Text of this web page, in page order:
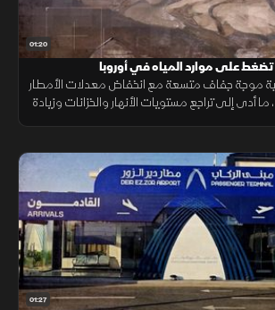
01:20
على موارد المياه في أوروبا
موجة جفاف متسعة مع انخفاض معدلات الأمطار
ما أدى إلى تراجع مستويات الأنهار والخزانات وزيادة
01:27